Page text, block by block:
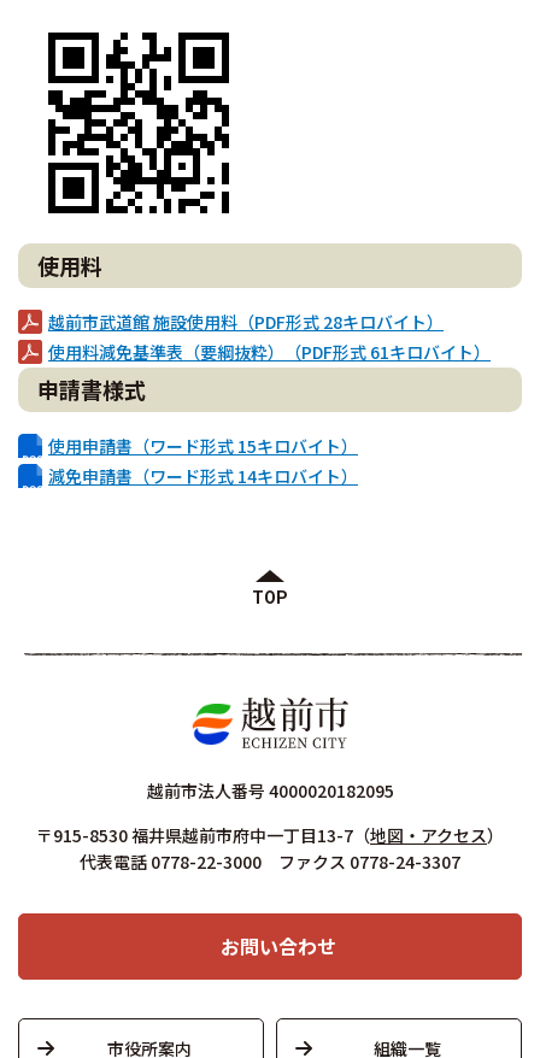
使用料
越前市武道館 施設使用料（PDF形式 28キロバイト）
使用料減免基準表（要綱抜粋）（PDF形式 61キロバイト）
申請書様式
使用申請書（ワード形式 15キロバイト）
減免申請書（ワード形式 14キロバイト）
TOP
越前市法人番号 4000020182095
〒915-8530 福井県越前市府中一丁目13-7 （地図・アクセス）
代表電話 0778-22-3000 ファクス 0778-24-3307
お問い合わせ
市役所案内 組織一覧